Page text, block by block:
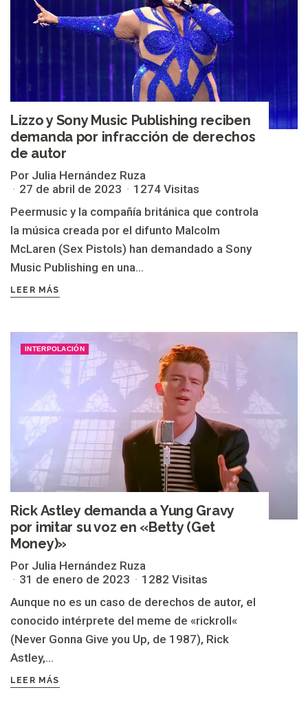
Lizzo y Sony Music Publishing reciben
demanda por infracción de derechos
de autor
Por Julia Hernández Ruza
27 de abril de 2023
1274 Visitas
Peermusic y la compañía británica que controla
la música creada por el difunto Malcolm
McLaren (Sex Pistols) han demandado a Sony
Music Publishing en una...
LEER MÁS
INTERPOLACIÓN
Rick Astley demanda a Yung Gravy
por imitar su voz en «Betty (Get
Money)»
Por Julia Hernández Ruza
31 de enero de 2023
1282 Visitas
Aunque no es un caso de derechos de autor, el
conocido intérprete del meme de «rickroll«
(Never Gonna Give you Up, de 1987), Rick
Astley,...
LEER MÁS